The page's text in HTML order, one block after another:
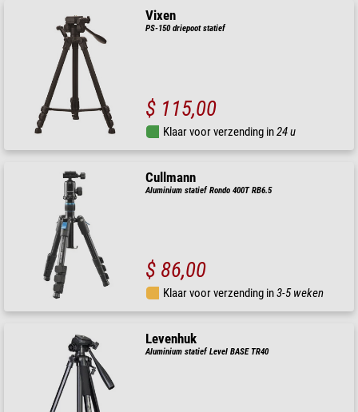
Vixen
PS-150 driepoot statief
$ 115,00
Klaar voor verzending in24 u
Cullmann
Aluminium statief Rondo 400T RB6.5
$ 86,00
Klaar voor verzending in3-5 weken
Levenhuk
Aluminium statief Level BASE TR40